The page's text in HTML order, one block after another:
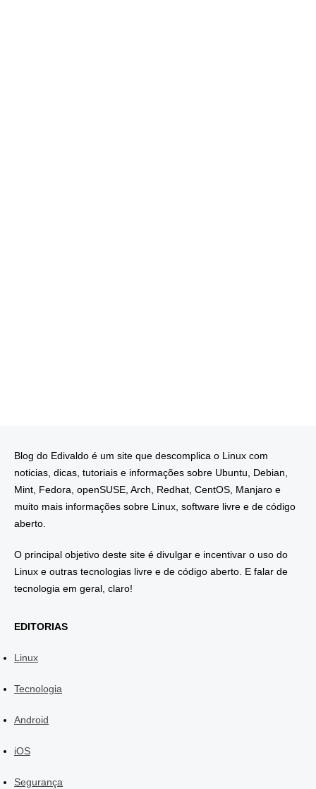
Blog do Edivaldo é um site que descomplica o Linux com
noticias, dicas, tutoriais e informações sobre Ubuntu, Debian,
Mint, Fedora, openSUSE, Arch, Redhat, CentOS, Manjaro e
muito mais informações sobre Linux, software livre e de código
aberto.
O principal objetivo deste site é divulgar e incentivar o uso do
Linux e outras tecnologias livre e de código aberto. E falar de
tecnologia em geral, claro!
EDITORIAS
Linux
Tecnologia
Android
iOS
Segurança